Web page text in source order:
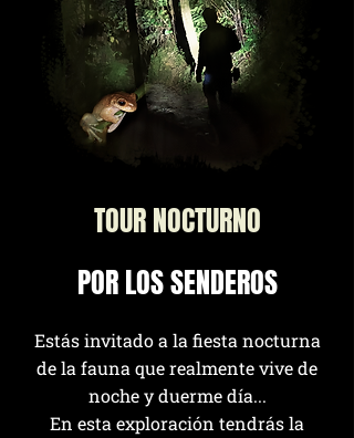
TOUR NOCTURNO
POR LOS SENDEROS
Estás invitado a la fiesta nocturna
de la fauna que realmente vive de
noche y duerme día...
En esta exploración tendrás la